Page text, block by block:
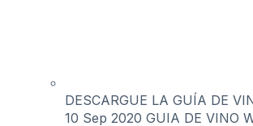
DESCARGUE LA GUÍA DE
10 Sep 2020 GUIA DE VINO